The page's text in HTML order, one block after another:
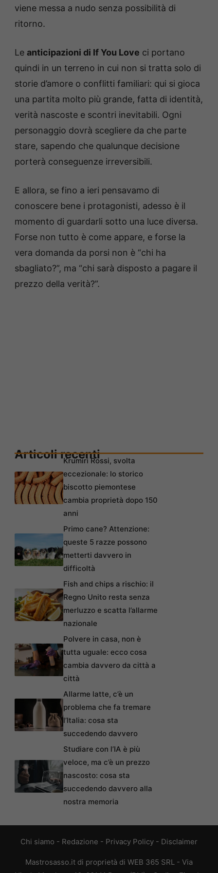
viene messa a nudo senza possibilità di
ritorno.
Le anticipazioni di If You Love ci portano
quindi in un terreno in cui non si tratta solo di
storie d’amore o conflitti familiari: qui si gioca
una partita molto più grande, fatta di identità,
verità nascoste e scontri inevitabili. Ogni
personaggio dovrà scegliere da che parte
stare, sapendo che qualunque decisione
porterà conseguenze irreversibili.
E allora, se fino a ieri pensavamo di
conoscere bene i protagonisti, adesso è il
momento di guardarli sotto una luce diversa.
Forse non tutto è come appare, e forse la
vera domanda da porsi non è “chi ha
sbagliato?”, ma “chi sarà disposto a pagare il
prezzo della verità?”.
Articoli recentiKrumiri Rossi, svolta
eccezionale: lo storico
biscotto piemontese
cambia proprietà dopo 150
anni
Primo cane? Attenzione:
queste 5 razze possono
metterti davvero in
difficoltà
Fish and chips a rischio: il
Regno Unito resta senza
merluzzo e scatta l’allarme
nazionale
Polvere in casa, non è
tutta uguale: ecco cosa
cambia davvero da città a
città
Allarme latte, c’è un
problema che fa tremare
l’Italia: cosa sta
succedendo davvero
Studiare con l’IA è più
veloce, ma c’è un prezzo
nascosto: cosa sta
succedendo davvero alla
nostra memoria
Chi siamo - Redazione - Privacy Policy - Disclaimer
Mastrosasso.it di proprietà di WEB 365 SRL - Via